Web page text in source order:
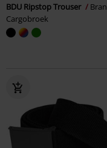
BDU Ripstop Trouser
Cargobroek